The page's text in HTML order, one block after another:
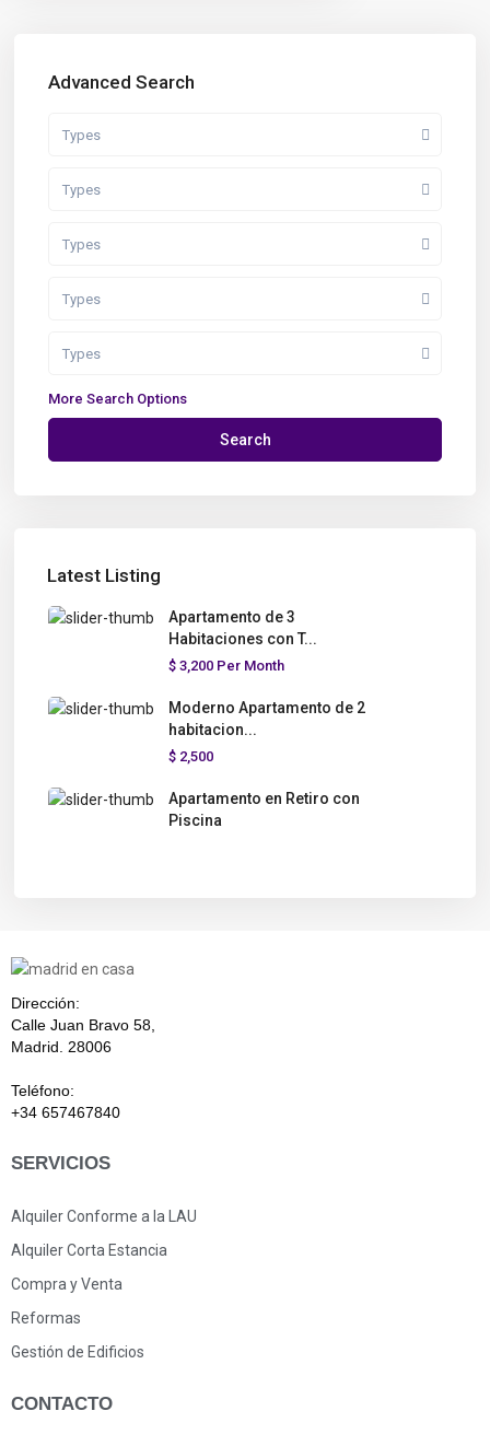
Advanced Search
Types
Types
Types
Types
Types
More Search Options
Search
Latest Listing
Apartamento de 3
Habitaciones con T...
$ 3,200 Per Month
Moderno Apartamento de 2
habitacion...
$ 2,500
Apartamento en Retiro con
Piscina
Dirección:
Calle Juan Bravo 58,
Madrid. 28006
Teléfono:
+34 657467840
SERVICIOS
Alquiler Conforme a la LAU
Alquiler Corta Estancia
Compra y Venta
Reformas
Gestión de Edificios
CONTACTO